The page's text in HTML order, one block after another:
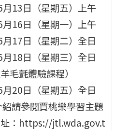
13日（星期五）上午
16日（星期一）上午
17日（星期二）全日
18日（星期三）全日
毛氈體驗課程）
20日（星期五）全日
請參閱賈桃樂學習主題
址：https://jtl.wda.gov.t